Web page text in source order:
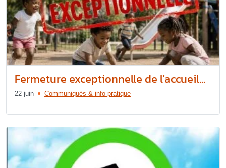
Fermeture exceptionnelle de l’accueil...
22 juin Communiqués & info pratique